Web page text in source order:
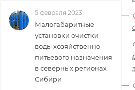
5 февраля 2023
Малогабаритные
установки очистки
воды хозяйственно-
питьевого назначения
в северных регионах
Сибири